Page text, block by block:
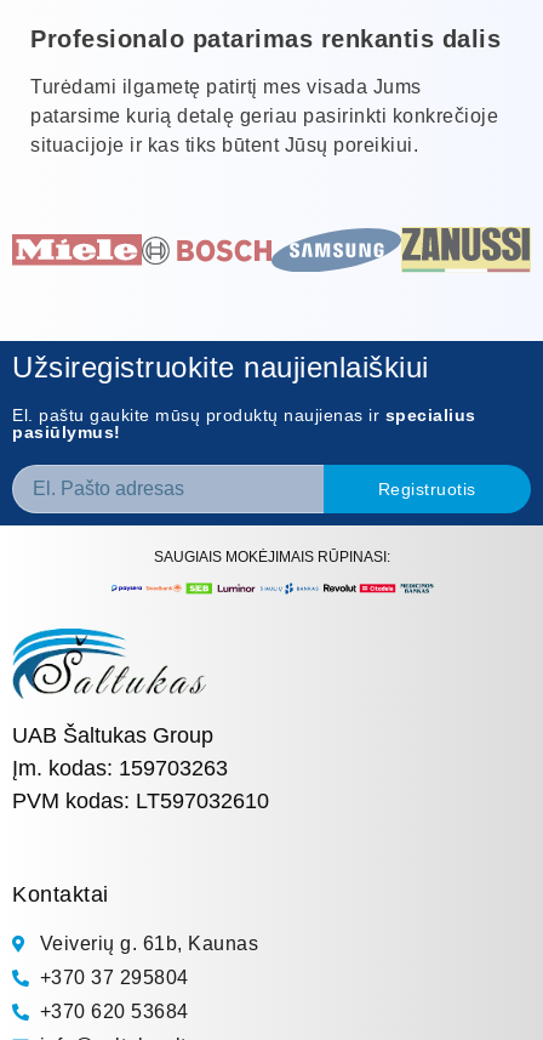
Profesionalo patarimas renkantis dalis
Turėdami ilgametę patirtį mes visada Jums
patarsime kurią detalę geriau pasirinkti konkrečioje
situacijoje ir kas tiks būtent Jūsų poreikiui.
Užsiregistruokite naujienlaiškiui
El. paštu gaukite mūsų produktų naujienas ir specialius
pasiūlymus!
Registruotis
SAUGIAIS MOKĖJIMAIS RŪPINASI:
UAB Šaltukas Group
Įm. kodas: 159703263
PVM kodas: LT597032610
Kontaktai
Veiverių g. 61b, Kaunas
+370 37 295804
+370 620 53684